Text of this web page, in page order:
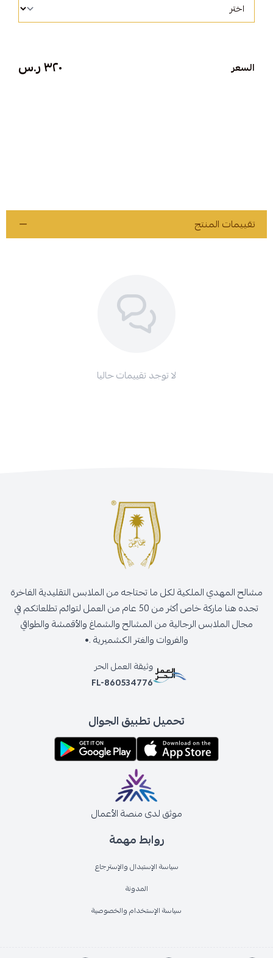
السعر ٣٢٠ ر.س
تقييمات المنتج
لا توجد تقييمات حاليا
روابط مهمة
سياسة الإستبدال والإسترجاع
المدونة
سياسة الإستخدام والخصوصية
مشالح المهدي الملكية لكل ما تحتاجه من الملابس التقليدية الفاخرة
تجده هنا ماركة خاص أكثر من 50 عام من العمل لتوائم تطلعاتكم في
مجال الملابس الرجالية من المشالح والشماغ والأقمشة والطواقي
والفروات والغتر الكشميرية .•
وثيقة العمل الحر
FL-860534776
تحميل تطبيق الجوال
موثق لدى منصة الأعمال